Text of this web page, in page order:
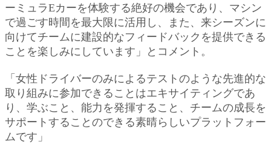
ーミュラEカーを体験する絶好の機会であり、マシン
で過ごす時間を最大限に活用し、また、来シーズンに
向けてチームに建設的なフィードバックを提供できる
ことを楽しみにしています」とコメント。
「女性ドライバーのみによるテストのような先進的な
取り組みに参加できることはエキサイティングであ
り、学ぶこと、能力を発揮すること、チームの成長を
サポートすることのできる素晴らしいプラットフォー
ムです」